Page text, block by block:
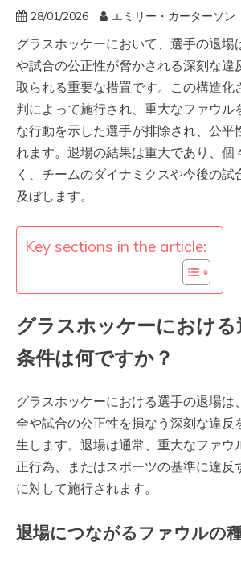
28/01/2026 エミリー・カーターソン
グラスホッケーにおいて、選手の退場
や試合の公正性が脅かされる深刻な違
取られる重要な措置です。この構造化
判によって施行され、重大なファウル
な行動を示した選手が排除され、公平
れます。退場の結果は重大であり、個
く、チームのダイナミクスや今後の試
及ぼします。
Key sections in the article:
グラスホッケーにおけ
条件は何ですか？
グラスホッケーにおける選手の退場は
全や試合の公正性を損なう深刻な違反
生します。退場は通常、重大なファウ
正行為、またはスポーツの基準に違反
に対して施行されます。
退場につながるファウルの